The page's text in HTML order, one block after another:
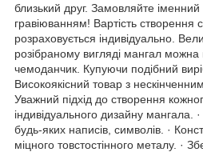
близький друг. Замовляйте
гравіюванням! Вартість створення
розраховується індивідуально.
розібраному вигляді мангал можна
чемоданчик. Купуючи подібний
Високоякісний товар з
Уважний підхід до створення
індивідуального дизайну мангала.
будь-яких написів, символів. ·
міцного товстостінного металу. ·